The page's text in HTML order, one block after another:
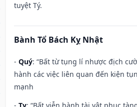
tuyệt Tý.
Bành Tổ Bách Kỵ Nhật
- Quý: “Bất từ tụng lí nhược địch
hành các việc liên quan đến kiện
mạnh